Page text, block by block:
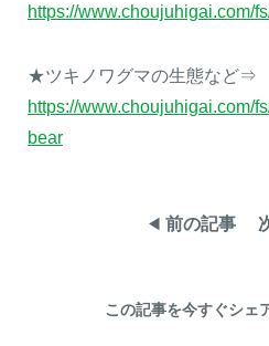
https://www.choujuhigai.com/
★ツキノワグマの生態など⇒
https://www.choujuhigai.com/
bear
前の記事
この記事を今すぐシェ